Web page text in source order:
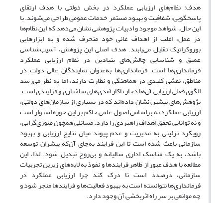
هدف: نظام‌های ارزیابی عملکرد در بخش دولتی با هدف ارتقای
پاسخگویی، شفافیت و بهبود مستمر خدمات عمومی طراحی می‌شوند. با
این حال، شواهد موجود و ادبیات پژوهشی نشان می‌دهد که این نظام‌ها
در عمل، اغلب از اهداف غائی خود منحرف شده و به ابزارهایی
بوروکراتیک تقلیل می‌یابند. هدف اصلی این پژوهش، آسیب‌شناسی
عمیق و شناسایی چالش‌های بنیادین در نظام ارزیابی عملکرد
فرمانداری‌ها است. فرمانداری‌ها به‌عنوان نمایندگان عالی دولت در
مناطق، نقشی کلیدی در هماهنگی و نظارت دارند، اما به نظر می‌رسد
الگوی فعلی ارزیابی آن‌ها دچار ناکارآمدی‌های ساختاری و فرایندی است.
پژوهش‌های پیشین نشان داده‌اند که در بسیاری از سازمان‌های دولتی،
ارزیابی عملکرد نه براساس اصول علمی حاکم بر این حوزه استوار است
و نه توانایی تحقق اهداف راهبردی را دارد. مسائلی همچون صوری‌گرایی،
رویکرد تزئینی به مدیریت و عدم پیوند میان نتایج ارزیابی و بهبود
سازمانی باعث شده است تا این فرایند به‌جای آن‌که پیشران توسعه
باشد، به یک مناسک اداری سالیانه و بی‌روح تبدیل شود. لذا، این
مطالعه با هدف عبور از ظاهر فرایندها و نفوذ به لایه‌های زیرین تجربیات
سازمانی، درصدد است تا درک کند چرا ارزیابی عملکرد در
فرمانداری‌ها نتوانسته است به بهبود فعالیت‌ها و فرایندها منجر شود و
چه موانعی بر سر راه اثربخشی آن وجود دارد.